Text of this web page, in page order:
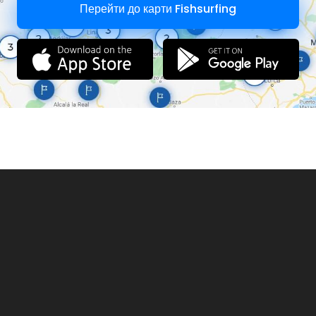
Перейти до карти Fishsurfing